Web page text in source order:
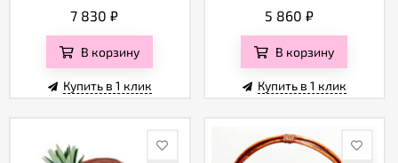
7 830₽
В корзину
Купить в 1 клик
5 860 ₽
В корзину
Купить в 1 клик